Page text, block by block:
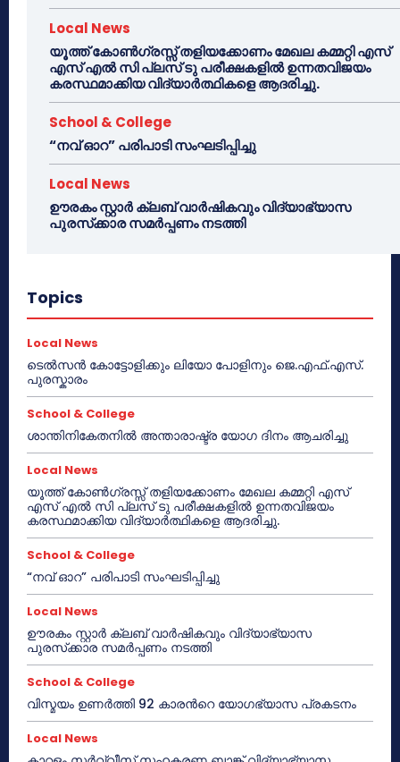
Local News
യൂത്ത് കോൺഗ്രസ്സ് തളിയക്കോണം മേഖല കമ്മറ്റി എസ്
എസ് എൽ സി പ്ലസ് ടു പരീക്ഷകളിൽ ഉന്നതവിജയം
കരസ്ഥമാക്കിയ വിദ്യാർത്ഥികളെ ആദരിച്ചു.
School & College
“നവ് ഓറ” പരിപാടി സംഘടിപ്പിച്ചു
Local News
ഊരകം സ്റ്റാർ ക്ലബ് വാർഷികവും വിദ്യാഭ്യാസ
പുരസ്‌ക്കാര സമർപ്പണം നടത്തി
Topics
Local News
ടെൽസൻ കോട്ടോളിക്കും ലിയോ പോളിനും ജെ.എഫ്.എസ്.
പുരസ്കാരം
School & College
ശാന്തിനികേതനിൽ അന്താരാഷ്ട്ര യോഗ ദിനം ആചരിച്ചു
Local News
യൂത്ത് കോൺഗ്രസ്സ് തളിയക്കോണം മേഖല കമ്മറ്റി എസ്
എസ് എൽ സി പ്ലസ് ടു പരീക്ഷകളിൽ ഉന്നതവിജയം
കരസ്ഥമാക്കിയ വിദ്യാർത്ഥികളെ ആദരിച്ചു.
School & College
“നവ് ഓറ” പരിപാടി സംഘടിപ്പിച്ചു
Local News
ഊരകം സ്റ്റാർ ക്ലബ് വാർഷികവും വിദ്യാഭ്യാസ
പുരസ്‌ക്കാര സമർപ്പണം നടത്തി
School & College
വിസ്മയം ഉണർത്തി 92 കാരൻറെ യോഗഭ്യാസ പ്രകടനം
Local News